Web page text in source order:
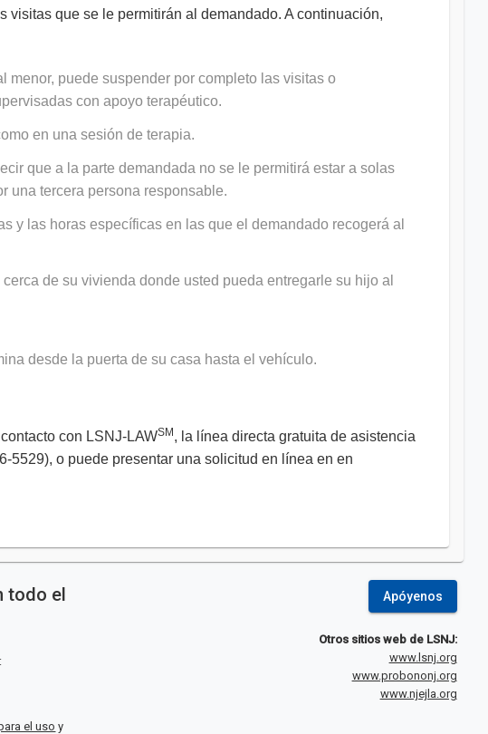
que se le permitirán al demandado. A continuación,
puede suspender por completo las visitas o
con apoyo terapéutico.
en una sesión de terapia.
que a la parte demandada no se le permitirá estar a solas
una tercera persona responsable.
las horas específicas en las que el demandado recogerá al
de su vivienda donde usted pueda entregarle su hijo al
desde la puerta de su casa hasta el vehículo.
con LSNJ-LAWSM , la línea directa gratuita de asistencia
5529), o puede presentar una solicitud en línea en en
todo el
el uso y
Apóyenos
Otros sitios web de LSNJ:
www.lsnj.org
www.probononj.org
www.njejla.org